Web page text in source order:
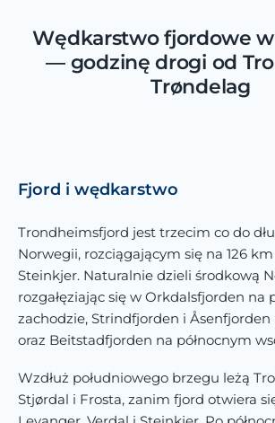
Wędkarstwo fjordowe
— godzinę drogi od
Trøndelag
Fjord i wędkarstwo
Trondheimsfjord jest trzecim co do
Norwegii, rozciągającym się na 126
Steinkjer. Naturalnie dzieli środkową
rozgałęziając się w Orkdalsfjorden na
zachodzie, Strindfjorden i Åsenfjorden
oraz Beitstadfjorden na północnym
Wzdłuż południowego brzegu leżą
Stjørdal i Frosta, zanim fjord otwiera